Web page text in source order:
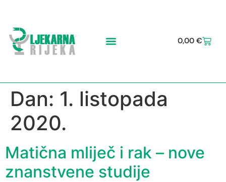
0,00 €
Dan: 1. listopada
2020.
Matična mliječ i rak – nove
znanstvene studije